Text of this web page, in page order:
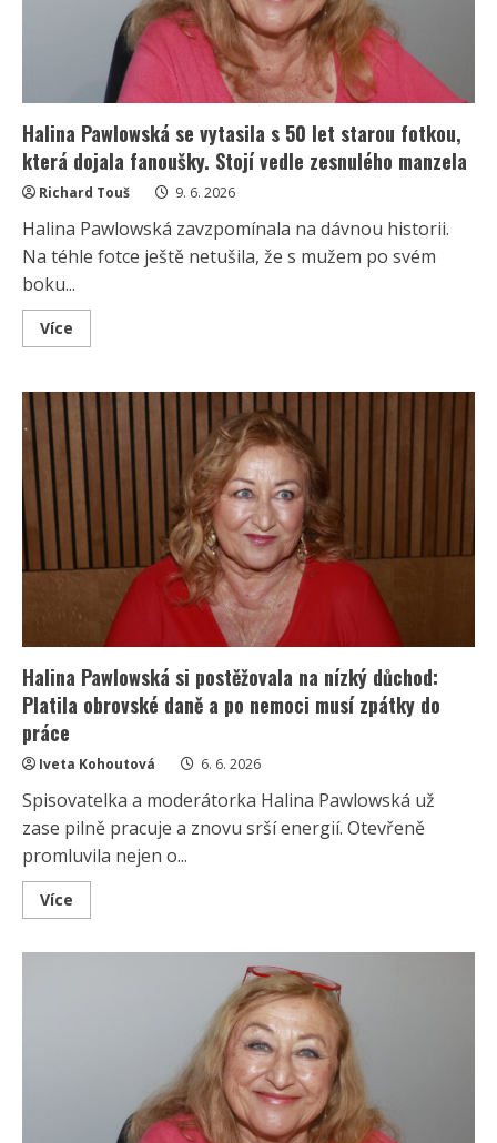
Halina Pawlowská se vytasila s 50 let starou fotkou,
která dojala fanoušky. Stojí vedle zesnulého manzela
Richard Touš 9. 6. 2026
Halina Pawlowská zavzpomínala na dávnou historii.
Na téhle fotce ještě netušila, že s mužem po svém
boku...
Více
more
Pawlowská
se
vytasila
s
50
let
starou
fotkou,
která
dojala
fanoušky.
Stojí
vedle
zesnulého
manzela
Halina Pawlowská si postěžovala na nízký důchod:
Platila obrovské daně a po nemoci musí zpátky do
práce
Iveta Kohoutová 6. 6. 2026
Spisovatelka a moderátorka Halina Pawlowská už
zase pilně pracuje a znovu srší energií. Otevřeně
promluvila nejen o...
Více
more
nemoci